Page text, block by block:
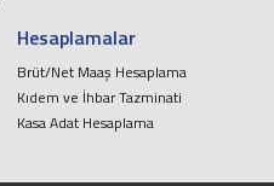
Hesaplamalar
Brüt/Net Maaş Hesaplama
Kıdem ve İhbar Tazminati
Kasa Adat Hesaplama